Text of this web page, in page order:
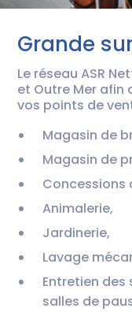
Grande
Le réseau ASR
et Outre Mer afin
vos points de
Magasin de
Magasin de
Concessions
Animalerie,
Jardinerie,
Lavage
Entretien des
salles de